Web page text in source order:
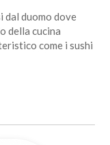
dal duomo dove
della cucina
come i sushi